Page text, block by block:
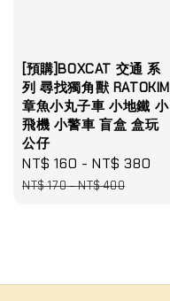
[預購]BOXCAT 交通 系
列 尋找獨角獸 RATOKIM
章魚小丸子車 小地鐵 小
飛機 小警車 盲盒 盒玩
公仔
Sale
price
NT$ 160 -NT$ 380
NT$ 170-NT$ 400